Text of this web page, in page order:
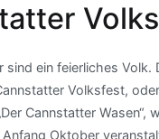
sind ein feierliches
Volksfest,
Cannstatter Wasen“,
Oktober